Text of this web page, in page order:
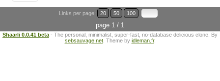
Links per page: 20 50 100
page 1 / 1
Shaarli 0.0.41 beta - The personal, minimalist, super-fast, no-database delicious clone. By
sebsauvage.net. Theme by idleman.fr.